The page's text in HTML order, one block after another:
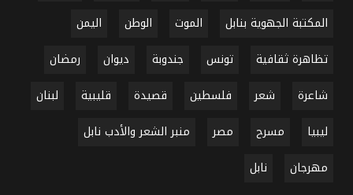
المكتبة الجهوية بنابل
الموت الوطن
اليمن
تظاهرة ثقافية
تونس جندوبة ديوان
رمضان
شاعرة
شعر فلسطين قصيدة قليبية
لبنان
ليبيا
مسرح مصر
منبر الشعر والأدب نابل
مهرجان
نابل